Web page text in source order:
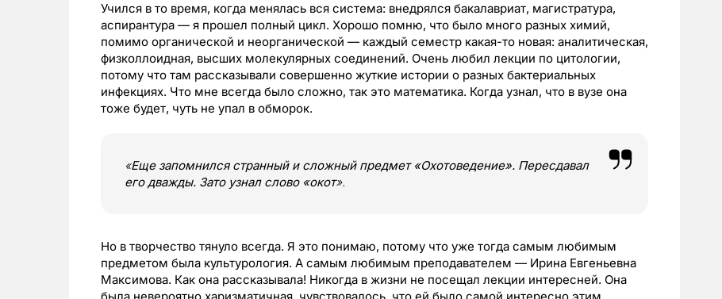
Учился в то время, когда менялась вся система: внедрялся бакалавриат, магистратура,
аспирантура — я прошел полный цикл. Хорошо помню, что было много разных химий,
помимо органической и неорганической — каждый семестр какая-то новая: аналитическая,
физколлоидная, высших молекулярных соединений. Очень любил лекции по цитологии,
потому что там рассказывали совершенно жуткие истории о разных бактериальных
инфекциях. Что мне всегда было сложно, так это математика. Когда узнал, что в вузе она
тоже будет, чуть не упал в обморок.
«Еще запомнился странный и сложный предмет «Охотоведение». Пересдавал
его дважды. Зато узнал слово «окот».
Но в творчество тянуло всегда. Я это понимаю, потому что уже тогда самым любимым
предметом была культурология. А самым любимым преподавателем — Ирина Евгеньевна
Максимова. Как она рассказывала! Никогда в жизни не посещал лекции интересней. Она